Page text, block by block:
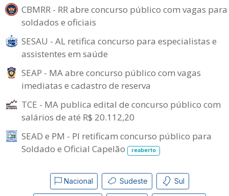
CBMRR - RR abre concurso público com vagas para
soldados e oficiais
SESAU - AL retifica concurso para especialistas e
assistentes em saúde
SEAP - MA abre concurso público com vagas
imediatas e cadastro de reserva
TCE - MA publica edital de concurso público com
salários de até R$ 20.112,20
SEAD e PM - PI retificam concurso público para
Soldado e Oficial Capelão
reaberto
Nacional Sudeste Sul